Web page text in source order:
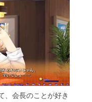
、会長のことが好き